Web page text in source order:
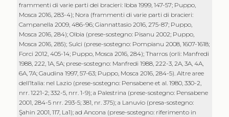
frammenti di varie parti dei bracieri: Ibba 1999, 147-57; Puppo,
Mosca 2016, 283-4); Nora (frammenti di varie parti di bracieri:
Campanella 2009, 486-96; Giannattasio 2016, 275-87; Puppo,
Mosca 2016, 284); Olbia (prese-sostegno: Pisanu 2002; Puppo,
Mosca 2016, 285); Sulci (prese-sostegno: Pompianu 2008, 1607-1618;
Forci 2012, 405-14; Puppo, Mosca 2016, 284); Tharros (orli: Manfredi
1988, 222, 1A, 5A; prese-sostegno: Manfredi 1988, 222-3, 2A, 3A, 4A,
6A, 7A; Gaudina 1997, 57-63; Puppo, Mosca 2016, 284-5). Altre aree
dell’Italia: nel Lazio (prese-sostegno: Pensabene et al. 1980, 330-2,
nrr. 1221-2; 332-5, nrr. 1-9); a Palestrina (prese-sostegno: Pensabene
2001, 284-5 nrr. 293-5; 381, nr. 375); a Lanuvio (presa-sostegno:
Şahin 2001, 117, La1); ad Ancona (prese-sostegno: riferimento in